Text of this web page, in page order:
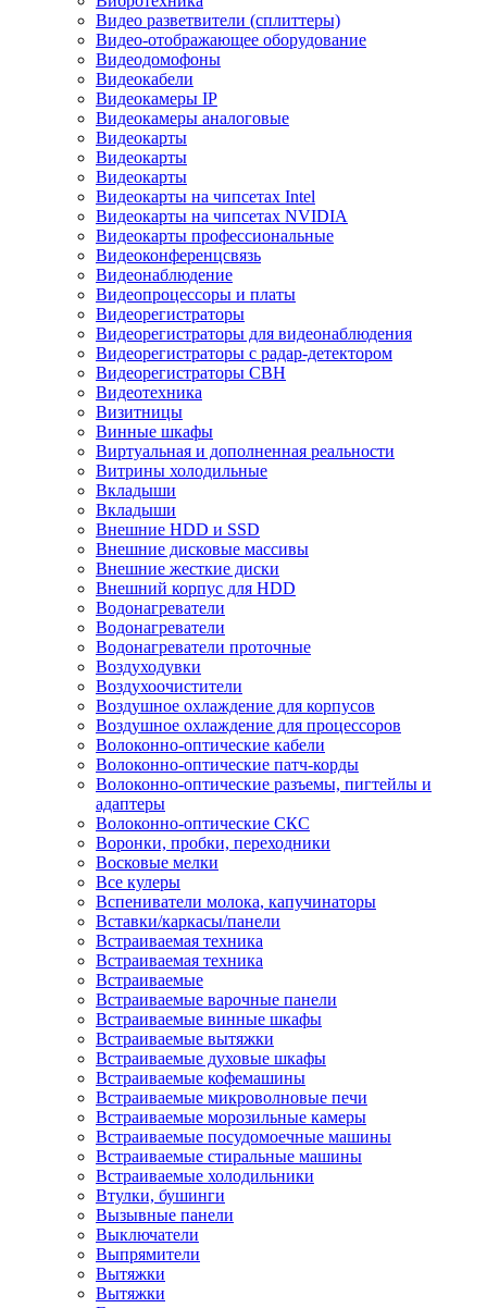
Видео разветвители (сплиттеры)
Видео-отображающее оборудование
Видеодомофоны
Видеокабели
Видеокамеры IP
Видеокамеры аналоговые
Видеокарты
Видеокарты
Видеокарты
Видеокарты на чипсетах Intel
Видеокарты на чипсетах NVIDIA
Видеокарты профессиональные
Видеоконференцсвязь
Видеонаблюдение
Видеопроцессоры и платы
Видеорегистраторы
Видеорегистраторы для видеонаблюдения
Видеорегистраторы с радар-детектором
Видеорегистраторы СВН
Видеотехника
Визитницы
Винные шкафы
Виртуальная и дополненная реальности
Витрины холодильные
Вкладыши
Вкладыши
Внешние HDD и SSD
Внешние дисковые массивы
Внешние жесткие диски
Внешний корпус для HDD
Водонагреватели
Водонагреватели
Водонагреватели проточные
Воздуходувки
Воздухоочистители
Воздушное охлаждение для корпусов
Воздушное охлаждение для процессоров
Волоконно-оптические кабели
Волоконно-оптические патч-корды
Волоконно-оптические разъемы, пигтейлы и
адаптеры
Волоконно-оптические СКС
Воронки, пробки, переходники
Восковые мелки
Все кулеры
Вспениватели молока, капучинаторы
Вставки/каркасы/панели
Встраиваемая техника
Встраиваемая техника
Встраиваемые
Встраиваемые варочные панели
Встраиваемые винные шкафы
Встраиваемые вытяжки
Встраиваемые духовые шкафы
Встраиваемые кофемашины
Встраиваемые микроволновые печи
Встраиваемые морозильные камеры
Встраиваемые посудомоечные машины
Встраиваемые стиральные машины
Встраиваемые холодильники
Втулки, бушинги
Вызывные панели
Выключатели
Выпрямители
Вытяжки
Вытяжки